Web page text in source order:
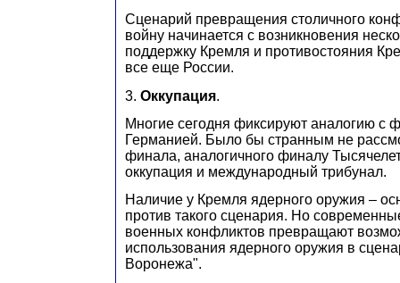
Сценарий превращения столичного
войну начинается с возникновения
поддержку Кремля и противостояния
все еще России.
3. Оккупация.
Многие сегодня фиксируют аналогию с
Германией. Было бы странным не
финала, аналогичного финалу
оккупация и международный трибунал.
Наличие у Кремля ядерного оружия –
против такого сценария. Но
военных конфликтов превращают
использования ядерного оружия в
Воронежа".